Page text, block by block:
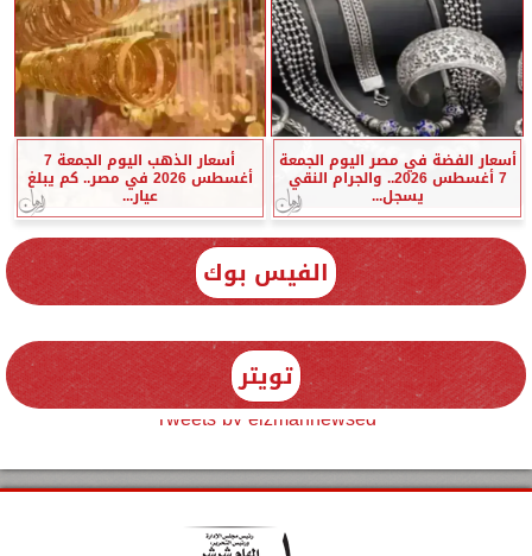
أسعار الفضة في مصر اليوم الجمعة
7 أغسطس 2026.. والجرام النقي
يسجل...
أسعار الذهب اليوم الجمعة 7
أغسطس 2026 في مصر.. كم يبلغ
عيار...
الفيس بوك
تويتر
Tweets by elzmannewseg